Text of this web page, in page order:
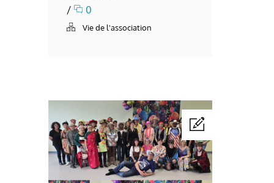
/
0
Vie de l'association